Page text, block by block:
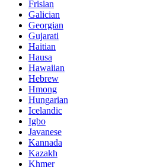
Frisian
Galician
Georgian
Gujarati
Haitian
Hausa
Hawaiian
Hebrew
Hmong
Hungarian
Icelandic
Igbo
Javanese
Kannada
Kazakh
Khmer